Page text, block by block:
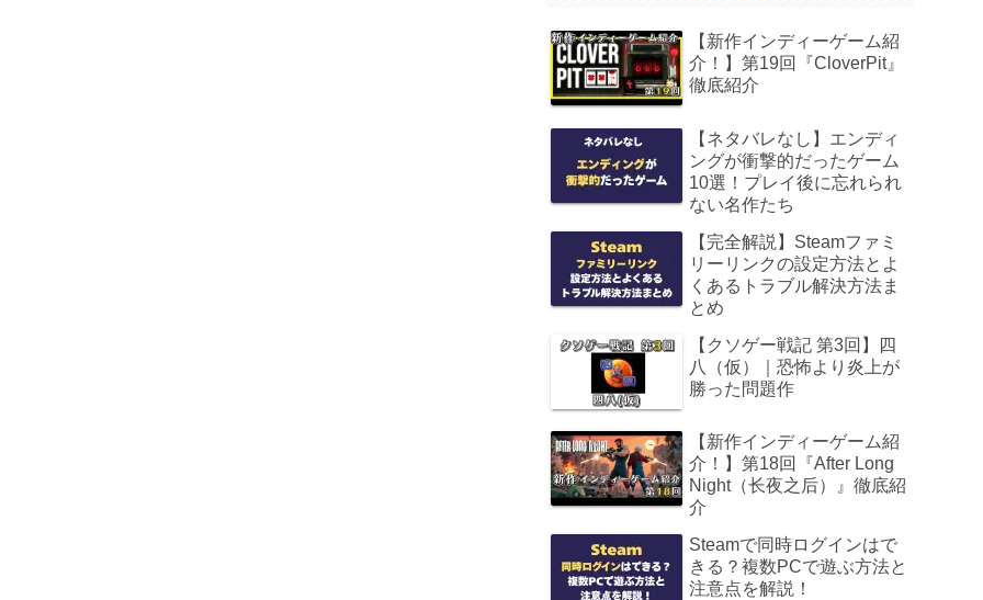
【新作インディーゲーム紹
介！】第19回『CloverPit』
徹底紹介
【ネタバレなし】エンディ
ングが衝撃的だったゲーム
10選！プレイ後に忘れられ
ない名作たち
【完全解説】Steamファミ
リーリンクの設定方法とよ
くあるトラブル解決方法ま
とめ
【クソゲー戦記 第3回】四
八（仮）｜恐怖より炎上が
勝った問題作
【新作インディーゲーム紹
介！】第18回『After Long
Night（长夜之后）』徹底紹
介
Steamで同時ログインはで
きる？複数PCで遊ぶ方法と
注意点を解説！